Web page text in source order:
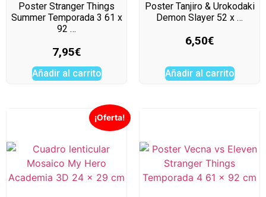
Poster Stranger Things
Summer Temporada 3 61 x
92 …
7,95€
Añadir al carrito
Poster Tanjiro & Urokodaki
Demon Slayer 52 x …
6,50€
Añadir al carrito
¡Oferta!